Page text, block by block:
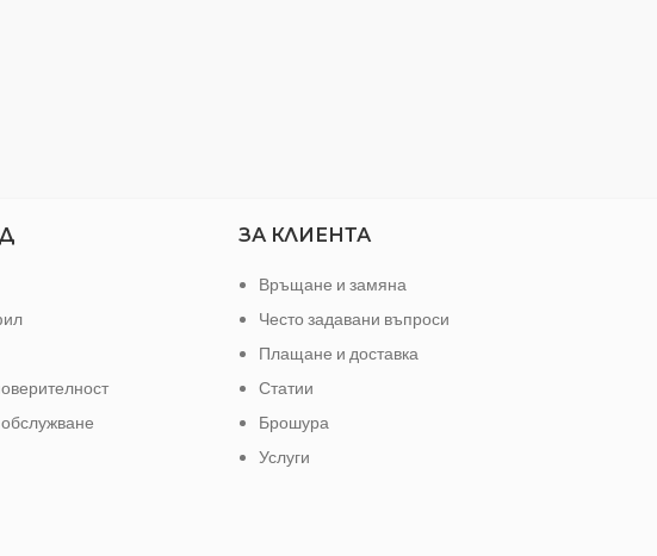
ЗА КЛИЕНТА
Връщане и замяна
Често задавани въпроси
Плащане и доставка
Статии
Брошура
Услуги